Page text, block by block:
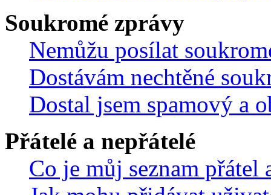
Soukromé zprávy
Nemůžu posílat
Dostávám nechtěné
Dostal jsem spamový a
Přátelé a nepřátelé
Co je můj seznam přátel